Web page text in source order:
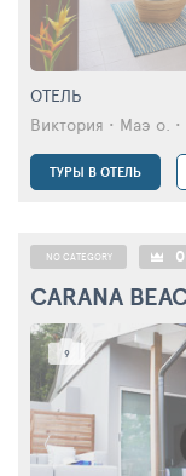
ОТЕЛЬ
Виктория • Маэ о.
ТУРЫ В ОТЕЛЬ
9
NO CATEGORY
CARANA